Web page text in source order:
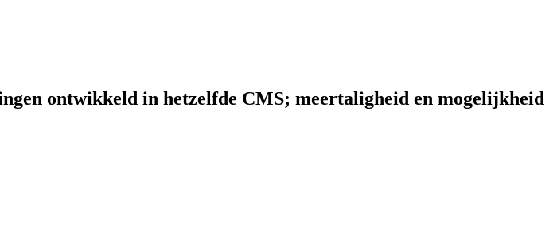
ontwikkeld in hetzelfde CMS; meertaligheid en mogelijkheid